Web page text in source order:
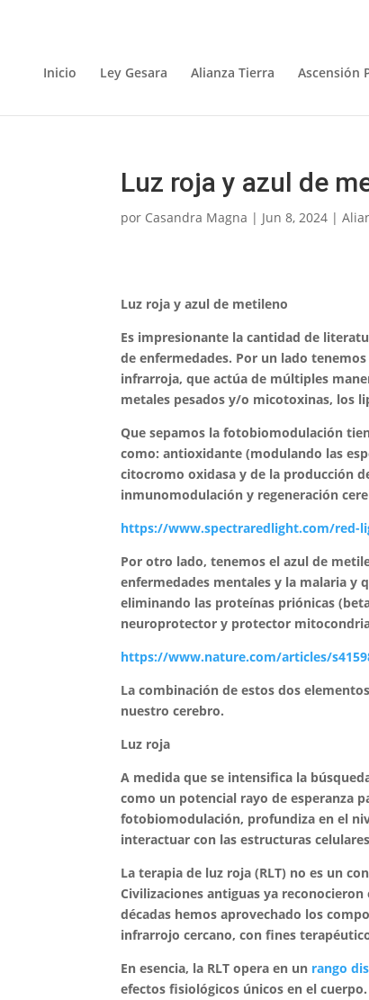
Inicio Ley Gesara Alianza Tierra Ascensión
Luz roja y azul de
por Casandra Magna | Jun 8, 2024 |
Luz roja y azul de metileno
Es impresionante la cantidad de
de enfermedades. Por un lado
infrarroja, que actúa de múltiples
metales pesados y/o micotoxinas, los
Que sepamos la fotobiomodulación
como: antioxidante (modulando las
citocromo oxidasa y de la producción
inmunomodulación y regeneración
https://www.spectraredlight.com/red-
Por otro lado, tenemos el azul de
enfermedades mentales y la malaria y
eliminando las proteínas priónicas
neuroprotector y protector
https://www.nature.com/articles/
La combinación de estos dos
nuestro cerebro.
Luz roja
A medida que se intensifica la
como un potencial rayo de esperanza
fotobiomodulación, profundiza en el
interactuar con las estructuras
La terapia de luz roja (RLT) no es un
Civilizaciones antiguas ya
décadas hemos aprovechado los
infrarrojo cercano, con fines
En esencia, la RLT opera en un rango
efectos fisiológicos únicos en el